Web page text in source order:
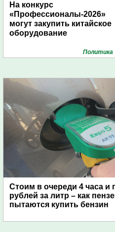
На конкурс
«Профессионалы-2026»
могут закупить китайское
оборудование
Политика
Стоим в очереди 4 часа и
рублей за литр – как
пытаются купить бензин